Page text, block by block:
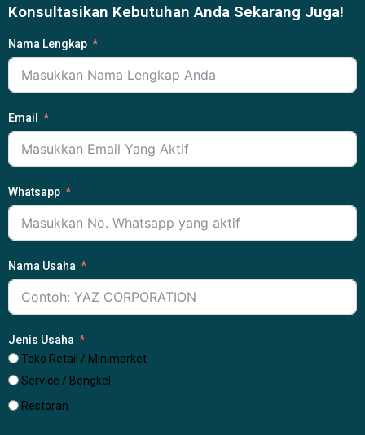
Konsultasikan Kebutuhan Anda Sekarang Juga!
Nama Lengkap
Email
Whatsapp
Nama Usaha
Jenis Usaha
Toko Retail / Minimarket
Service / Bengkel
Restoran